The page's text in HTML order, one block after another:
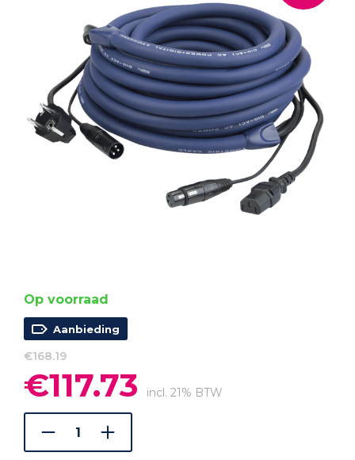
Op voorraad
Aanbieding
€168.19
Oorspronkelijke
prijs
was:
€168.19.
€117.73 prijs
incl. 21% BTW